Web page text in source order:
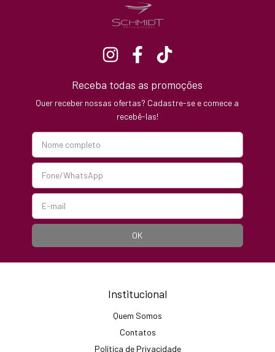
Receba todas as promoções
Quer receber nossas ofertas? Cadastre-se e comece a
recebê-las!
Institucional
Quem Somos
Contatos
Política de Privacidade